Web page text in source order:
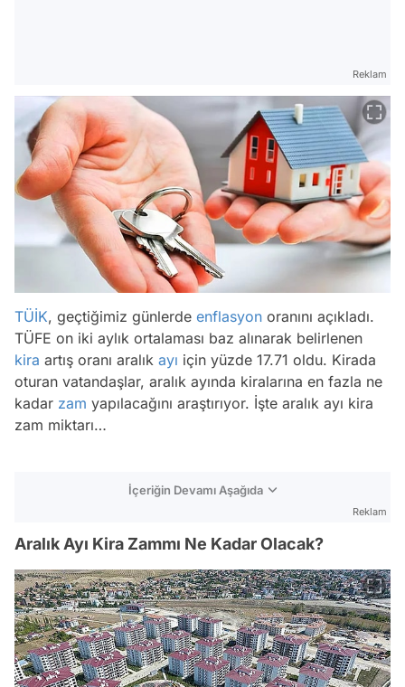
Reklam
TÜİK, geçtiğimiz günlerde enflasyon oranını açıkladı.
TÜFE on iki aylık ortalaması baz alınarak belirlenen
kira artış oranı aralık ayı için yüzde 17.71 oldu. Kirada
oturan vatandaşlar, aralık ayında kiralarına en fazla ne
kadar zam yapılacağını araştırıyor. İşte aralık ayı kira
zam miktarı…
İçeriğin Devamı Aşağıda
Reklam
Aralık Ayı Kira Zammı Ne Kadar Olacak?